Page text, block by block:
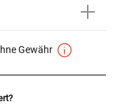
Gewähr